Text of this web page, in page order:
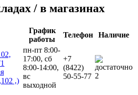
/ в магазинах
График
работы
Телефон Наличие
,)
пн-пт 8:00-
17:00, сб
8:00-14:00,
вс
выходной
+7
(8422)
50-55-77 2